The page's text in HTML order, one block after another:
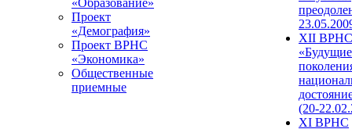
«Образование»
Проект
«Демография»
Проект ВРНС
«Экономика»
Общественные
приемные
XII ВРНС
«Будущие
(20-
XI ВРНС